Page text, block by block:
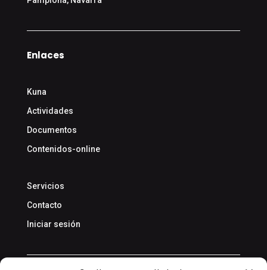
Enlaces
Kuna
Actividades
Documentos
Contenidos-online
Servicios
Contacto
Iniciar sesión